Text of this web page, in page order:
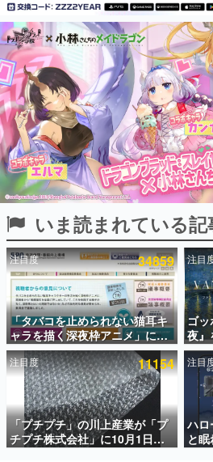
ピックアップ
電ファミのいま読まれている記事ラン
アプリセール情報
インタビュー
連載・特集一覧
殿堂入り記事
SNS拡散数が数千以上！ ペ
ど。多くの人々に読まれた
事をまとめました。
ゲームの企画書
名作ゲームクリエイターの
聞きし、ヒットする企画（
きます。
赫本
この物語を解いてはいけな
の形をした短編ホラー小説集
新世代に訊く
これからのデジタルゲーム
の姿を追い、彼らのルーツ
いま読まれている記
注目度 34859
「タバコを止められない猫耳キ
ャラを描く深夜枠アニメ」に視
聴者の一部から批判意見。違法
薬物の使用と思しき描写も含め
て、BPOが議論を交わす
注目
ゴッ
夜』
ッグ
り2
注目度 11154
「プチプチ」の川上産業が「プ
チプチ株式会社」に10月1日よ
り社名変更へ。創業58年で初め
注目
ハロ
と
『ゆ